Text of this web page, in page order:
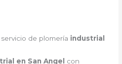
de plomería industrial
en San Angel con